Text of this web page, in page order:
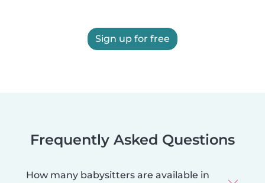
Sign up for free
Frequently Asked Questions
How many babysitters are available in